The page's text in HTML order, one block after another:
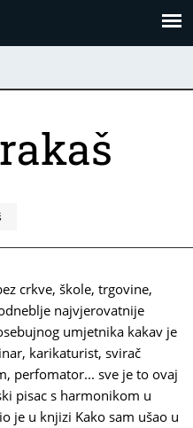
crkve, škole, trgovine,
najvjerovatnije
umjetnika kakav je
karikaturist, svirač
perfomator... sve je to ovaj
pisac s harmonikom u
je u knjizi Kako sam ušao u